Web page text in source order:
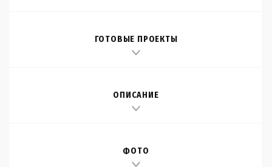
ГОТОВЫЕ ПРОЕКТЫ
ОПИСАНИЕ
ФОТО